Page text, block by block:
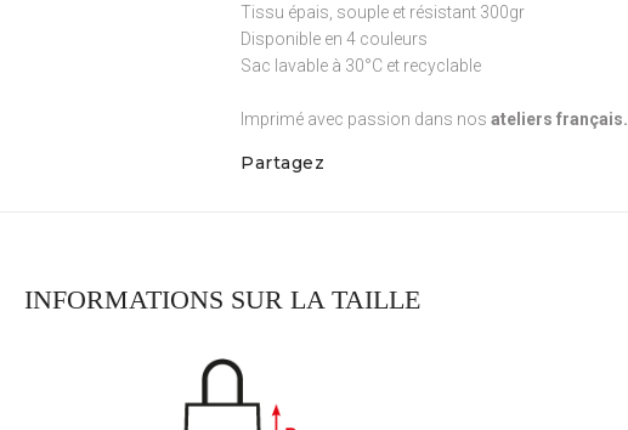
Tissu épais, souple et résistant 300gr
Disponible en 4 couleurs
Sac lavable à 30°C et recyclable
Imprimé avec passion dans nos ateliers français.
Partagez
INFORMATIONS SUR LA TAILLE